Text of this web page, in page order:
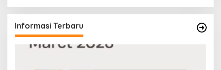
Informasi Terbaru